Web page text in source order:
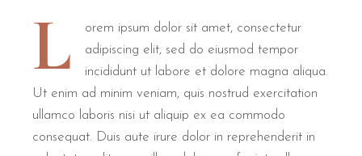
L
orem ipsum dolor sit amet, consectetur
adipiscing elit, sed do eiusmod tempor
incididunt ut labore et dolore magna aliqua.
Ut enim ad minim veniam, quis nostrud exercitation
ullamco laboris nisi ut aliquip ex ea commodo
consequat. Duis aute irure dolor in reprehenderit in